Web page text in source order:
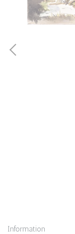
Information